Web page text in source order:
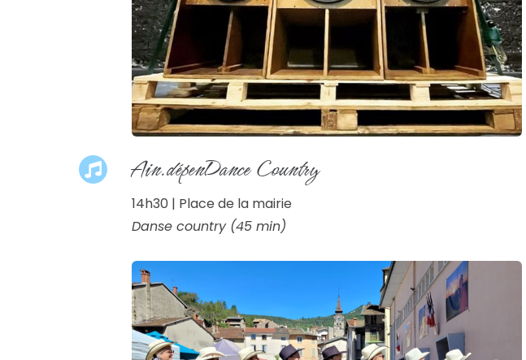
Ain.dépenDance Country
14h30 | Place de la mairie
Danse country (45 min)